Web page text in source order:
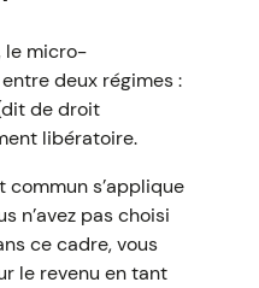
le micro-
deux régimes :
de droit
libératoire.
s’applique
n’avez pas choisi
ce cadre, vous
le revenu en tant